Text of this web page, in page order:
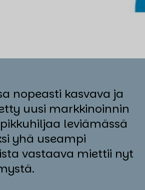
nopeasti kasvava ja
uusi markkinoinnin
leviämässä
yhä useampi
vastaava miettii nyt